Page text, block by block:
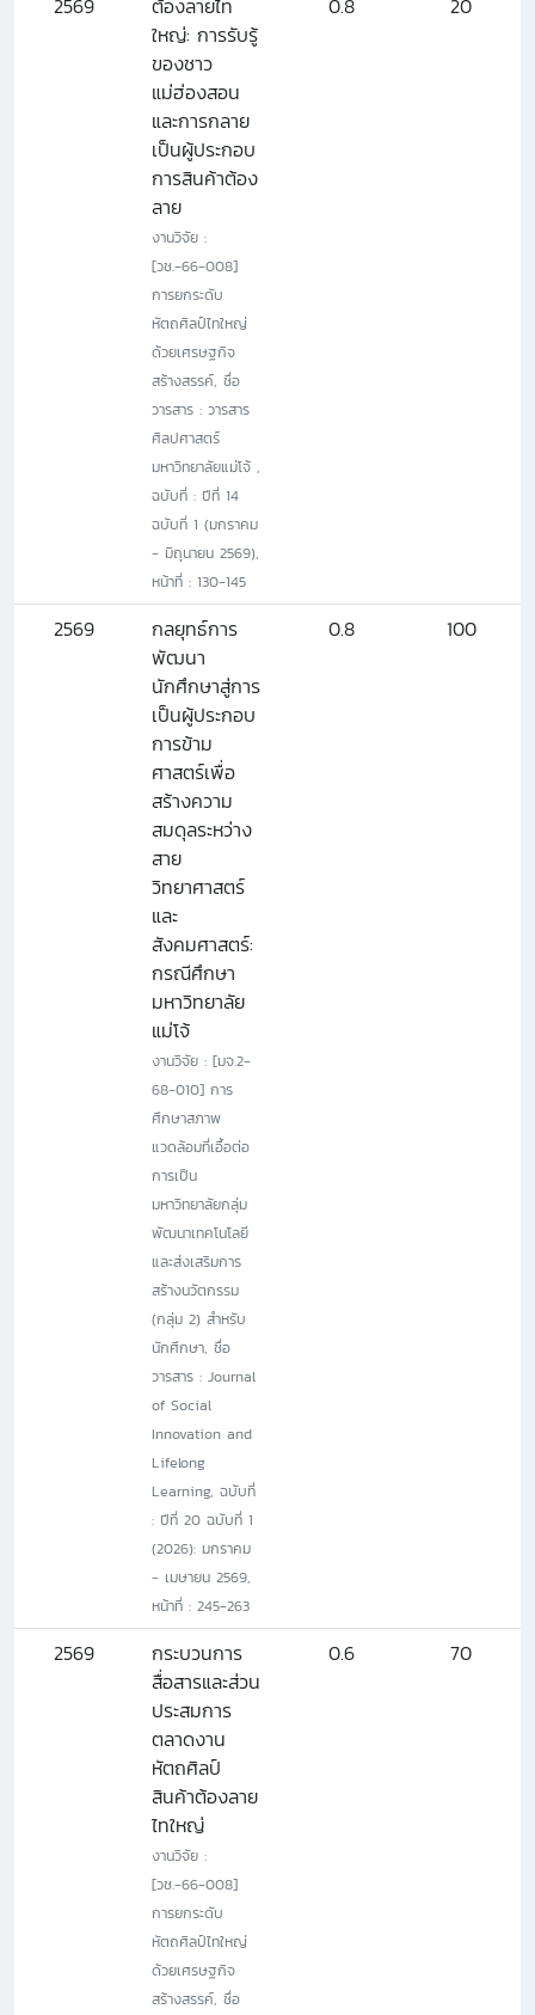
2569
ต้องลายไท
ใหญ่: การรับรู้
ของชาว
แม่ฮ่องสอน
และการกลาย
เป็นผู้ประกอบ
การสินค้าต้อง
ลาย
งานวิจัย :
[วช.-66-008]
การยกระดับ
หัตถศิลป์ไทใหญ่
ด้วยเศรษฐกิจ
สร้างสรรค์, ชื่อ
วารสาร : วารสาร
ศิลปศาสตร์
มหาวิทยาลัยแม่โจ้ ,
ฉบับที่ : ปีที่ 14
ฉบับที่ 1 (มกราคม
- มิถุนายน 2569),
หน้าที่ : 130-145
0.8 20
2569
กลยุทธ์การ
พัฒนา
นักศึกษาสู่การ
เป็นผู้ประกอบ
การข้าม
ศาสตร์เพื่อ
สร้างความ
สมดุลระหว่าง
สาย
วิทยาศาสตร์
และ
สังคมศาสตร์:
กรณีศึกษา
มหาวิทยาลัย
แม่โจ้
งานวิจัย : [มจ.2-
68-010] การ
ศึกษาสภาพ
แวดล้อมที่เอื้อต่อ
การเป็น
มหาวิทยาลัยกลุ่ม
พัฒนาเทคโนโลยี
และส่งเสริมการ
สร้างนวัตกรรม
(กลุ่ม 2) สำหรับ
นักศึกษา, ชื่อ
วารสาร : Journal
of Social
Innovation and
Lifelong
Learning, ฉบับที่
: ปีที่ 20 ฉบับที่ 1
(2026): มกราคม
- เมษายน 2569,
หน้าที่ : 245-263
0.8 100
2569
กระบวนการ
สื่อสารและส่วน
ประสมการ
ตลาดงาน
หัตถศิลป์
สินค้าต้องลาย
ไทใหญ่
งานวิจัย :
[วช.-66-008]
การยกระดับ
หัตถศิลป์ไทใหญ่
ด้วยเศรษฐกิจ
สร้างสรรค์, ชื่อ
0.6 70